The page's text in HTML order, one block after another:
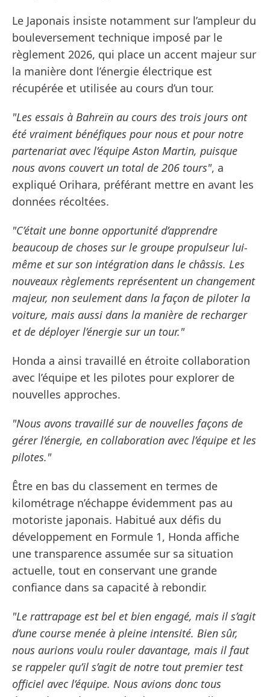
Le Japonais insiste notamment sur l’ampleur du
bouleversement technique imposé par le
règlement 2026, qui place un accent majeur sur
la manière dont l’énergie électrique est
récupérée et utilisée au cours d’un tour.
"Les essais à Bahreïn au cours des trois jours ont
été vraiment bénéfiques pour nous et pour notre
partenariat avec l’équipe Aston Martin, puisque
nous avons couvert un total de 206 tours", a
expliqué Orihara, préférant mettre en avant les
données récoltées.
"C’était une bonne opportunité d’apprendre
beaucoup de choses sur le groupe propulseur lui-
même et sur son intégration dans le châssis. Les
nouveaux règlements représentent un changement
majeur, non seulement dans la façon de piloter la
voiture, mais aussi dans la manière de recharger
et de déployer l’énergie sur un tour."
Honda a ainsi travaillé en étroite collaboration
avec l’équipe et les pilotes pour explorer de
nouvelles approches.
"Nous avons travaillé sur de nouvelles façons de
gérer l’énergie, en collaboration avec l’équipe et les
pilotes."
Être en bas du classement en termes de
kilométrage n’échappe évidemment pas au
motoriste japonais. Habitué aux défis du
développement en Formule 1, Honda affiche
une transparence assumée sur sa situation
actuelle, tout en conservant une grande
confiance dans sa capacité à rebondir.
"Le rattrapage est bel et bien engagé, mais il s’agit
d’une course menée à pleine intensité. Bien sûr,
nous aurions voulu rouler davantage, mais il faut
se rappeler qu’il s’agit de notre tout premier test
officiel avec l’équipe. Nous avions donc tous